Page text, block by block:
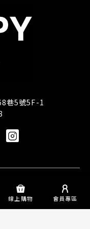
巷5號5F-1
線上購物 會員專區